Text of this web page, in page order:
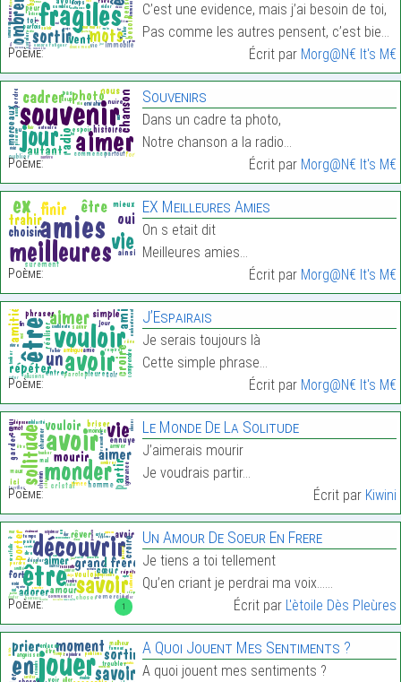
Poème:
C’est une evidence, mais j’ai besoin de toi,
Pas comme les autres pensent, c’est bien plus fort…
Écrit par Morg@N€ It's M€
Poème:
Souvenirs
Dans un cadre ta photo,
Notre chanson a la radio…
Écrit par Morg@N€ It's M€
Poème:
EX Meilleures Amies
On s etait dit
Meilleures amies…
Écrit par Morg@N€ It's M€
Poème:
J’Espairais
Je serais toujours là
Cette simple phrase…
Écrit par Morg@N€ It's M€
Poème:
Le Monde De La Solitude
J’aimerais mourir
Je voudrais partir…
Écrit par Kiwini
1
Poème:
Un Amour De Soeur En Frere
Je tiens a toi tellement
Qu’en criant je perdrai ma voix……
Écrit par L'ètoile Dès Pleùres
A Quoi Jouent Mes Sentiments ?
A quoi jouent mes sentiments ?